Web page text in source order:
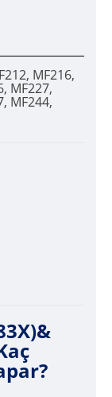
MF216,
MF227,
MF244,